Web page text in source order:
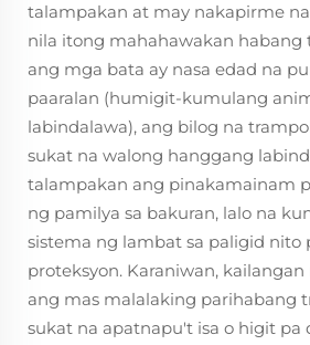
talampakan at may nakapirme
nila itong mahahawakan habang
ang mga bata ay nasa edad na
paaralan (humigit-kumulang
labindalawa), ang bilog na
sukat na walong hanggang
talampakan ang pinakamainam
ng pamilya sa bakuran, lalo na
sistema ng lambat sa paligid nito
proteksyon. Karaniwan,
ang mas malalaking parihabang
sukat na apatnapu't isa o higit pa